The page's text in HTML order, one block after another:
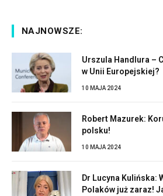
NAJNOWSZE:
Urszula Handlura –
w Unii Europejskiej?
10 MAJA 2024
Robert Mazurek:
polsku!
10 MAJA 2024
Dr Lucyna Kulińska:
Polaków już zaraz!